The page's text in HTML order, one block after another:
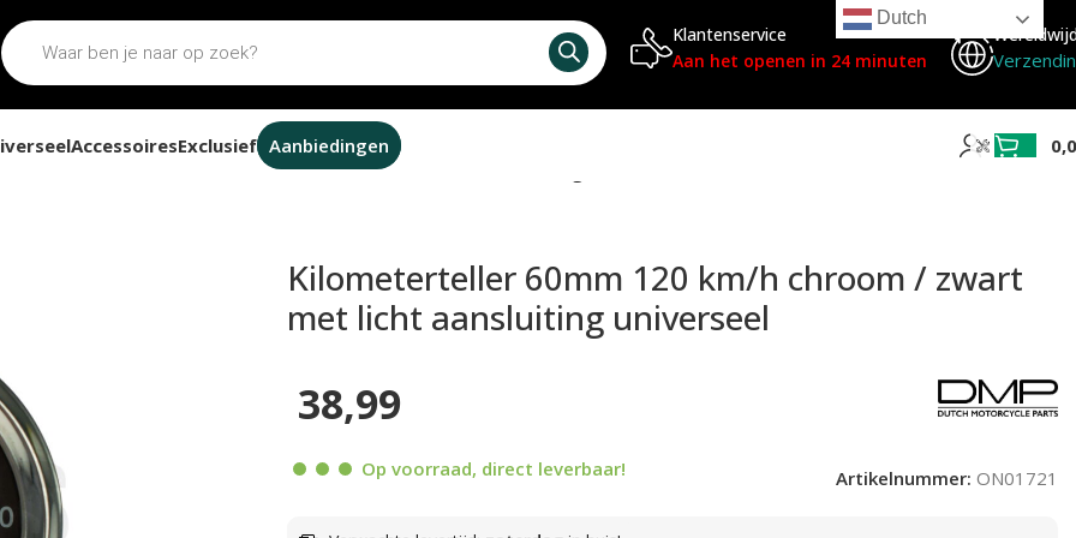
Klantenservice
Aan het openen in 24 minuten
AccessoiresExclusief Aanbiedingen
60mm 120 km/h chroom / zwart met licht aansluiting universeel
Kilometerteller 60mm 120 km/h chroom / zwart
met licht aansluiting universeel
38,99
Op voorraad, direct leverbaar! Artikelnummer: ON01721
Dutch